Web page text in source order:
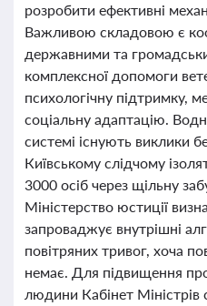
розробити ефективні
Важливою складовою є
державними та
комплексної допомоги
психологічну підтримку,
соціальну адаптацію.
системі існують виклики
Київському слідчому
3000 осіб через щільну
Міністерство юстиції
запроваджує внутрішні
повітряних тривог, хоча
немає. Для підвищення
людини Кабінет Міністрів